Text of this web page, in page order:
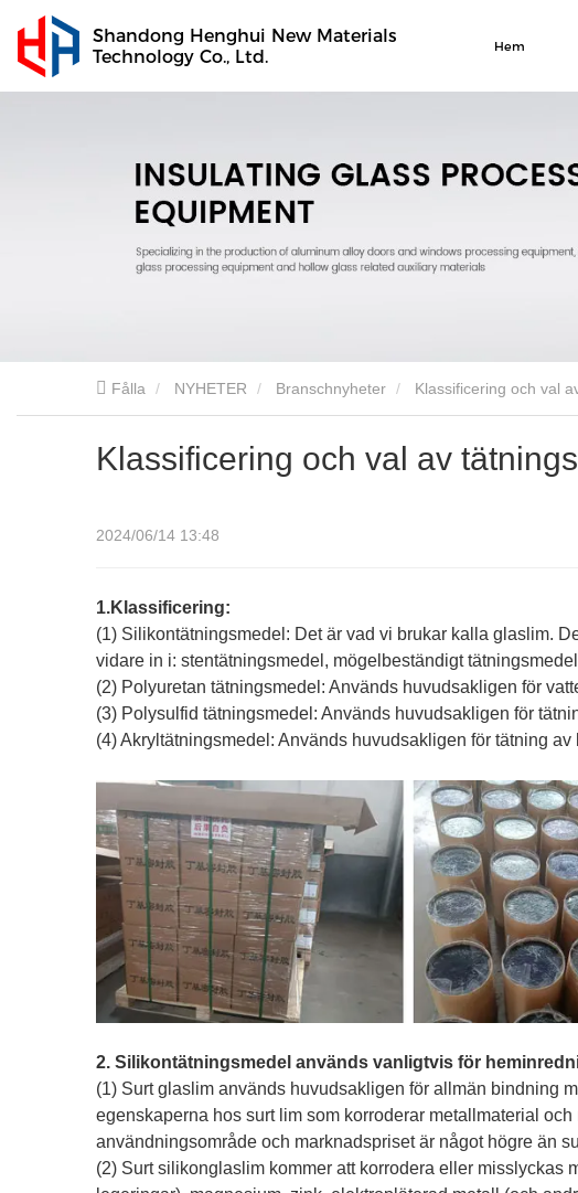
Shandong Henghui New Materials
Technology Co., Ltd.
Hem
Fålla NYHETER Branschnyheter Klassificering och val
Klassificering och val av
2024/06/14 13:48
1.Klassificering:
(1) Silikontätningsmedel: Det är vad vi brukar kalla glaslim.
vidare in i: stentätningsmedel, mögelbeständigt
(2) Polyuretan tätningsmedel: Används huvudsakligen för
(3) Polysulfid tätningsmedel: Används huvudsakligen för
(4) Akryltätningsmedel: Används huvudsakligen för tätning
2. Silikontätningsmedel används vanligtvis för
(1) Surt glaslim används huvudsakligen för allmän bindning
egenskaperna hos surt lim som korroderar metallmaterial
användningsområde och marknadspriset är något högre än
(2) Surt silikonglaslim kommer att korrodera eller misslyckas